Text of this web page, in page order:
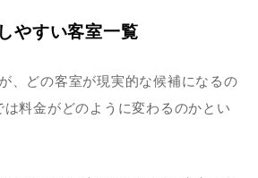
やすい客室一覧
、どの客室が現実的な候補になるの
料金がどのように変わるのかとい